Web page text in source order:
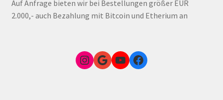
Auf Anfrage bieten wir bei Bestellungen größer EUR
2.000,- auch Bezahlung mit Bitcoin und Etherium an
Instagram
Google Link zum FunShop WienYouTubeFacebook